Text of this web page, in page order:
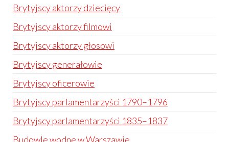
Brytyjscy aktorzy dziecięcy
Brytyjscy aktorzy filmowi
Brytyjscy aktorzy głosowi
Brytyjscy generałowie
Brytyjscy oficerowie
Brytyjscy parlamentarzyści 1790–1796
Brytyjscy parlamentarzyści 1835–1837
Budowle wodne w Warszawie